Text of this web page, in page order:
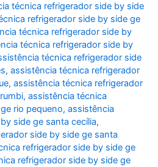
técnica refrigerador side by side
refrigerador side by side ge
técnica refrigerador side by
técnica refrigerador side by
técnica refrigerador side
,assistência técnica refrigerador
,assistência técnica refrigerador
,assistência técnica
rio pequeno,assistência
side ge santa cecília,
side by side ge santa
refrigerador side by side ge
refrigerador side by side ge